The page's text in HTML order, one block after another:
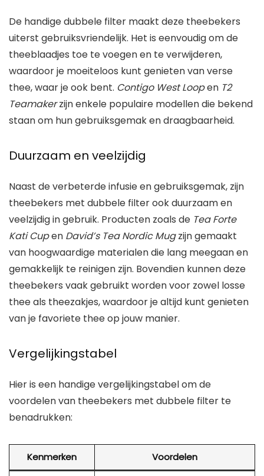
De handige dubbele filter maakt deze theebekers
uiterst gebruiksvriendelijk. Het is eenvoudig om de
theeblaadjes toe te voegen en te verwijderen,
waardoor je moeiteloos kunt genieten van verse
thee, waar je ook bent. Contigo West Loopen T2
Teamakerzijn enkele populaire modellen die bekend
staan om hun gebruiksgemak en draagbaarheid.
Duurzaam en veelzijdig
Naast de verbeterde infusie en gebruiksgemak, zijn
theebekers met dubbele filter ook duurzaam en
veelzijdig in gebruik. Producten zoals de Tea Forte
Kati Cupen David’s Tea Nordic Mugzijn gemaakt
van hoogwaardige materialen die lang meegaan en
gemakkelijk te reinigen zijn. Bovendien kunnen deze
theebekers vaak gebruikt worden voor zowel losse
thee als theezakjes, waardoor je altijd kunt genieten
van je favoriete thee op jouw manier.
Vergelijkingstabel
Hier is een handige vergelijkingstabel om de
voordelen van theebekers met dubbele filter te
benadrukken:
Kenmerken Voordelen